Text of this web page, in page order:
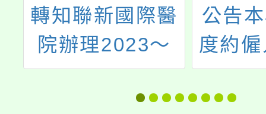
公告本校114年
度約僱人員（學
務創新人力）第
三次甄選簡章
轉知
修正
學校
教